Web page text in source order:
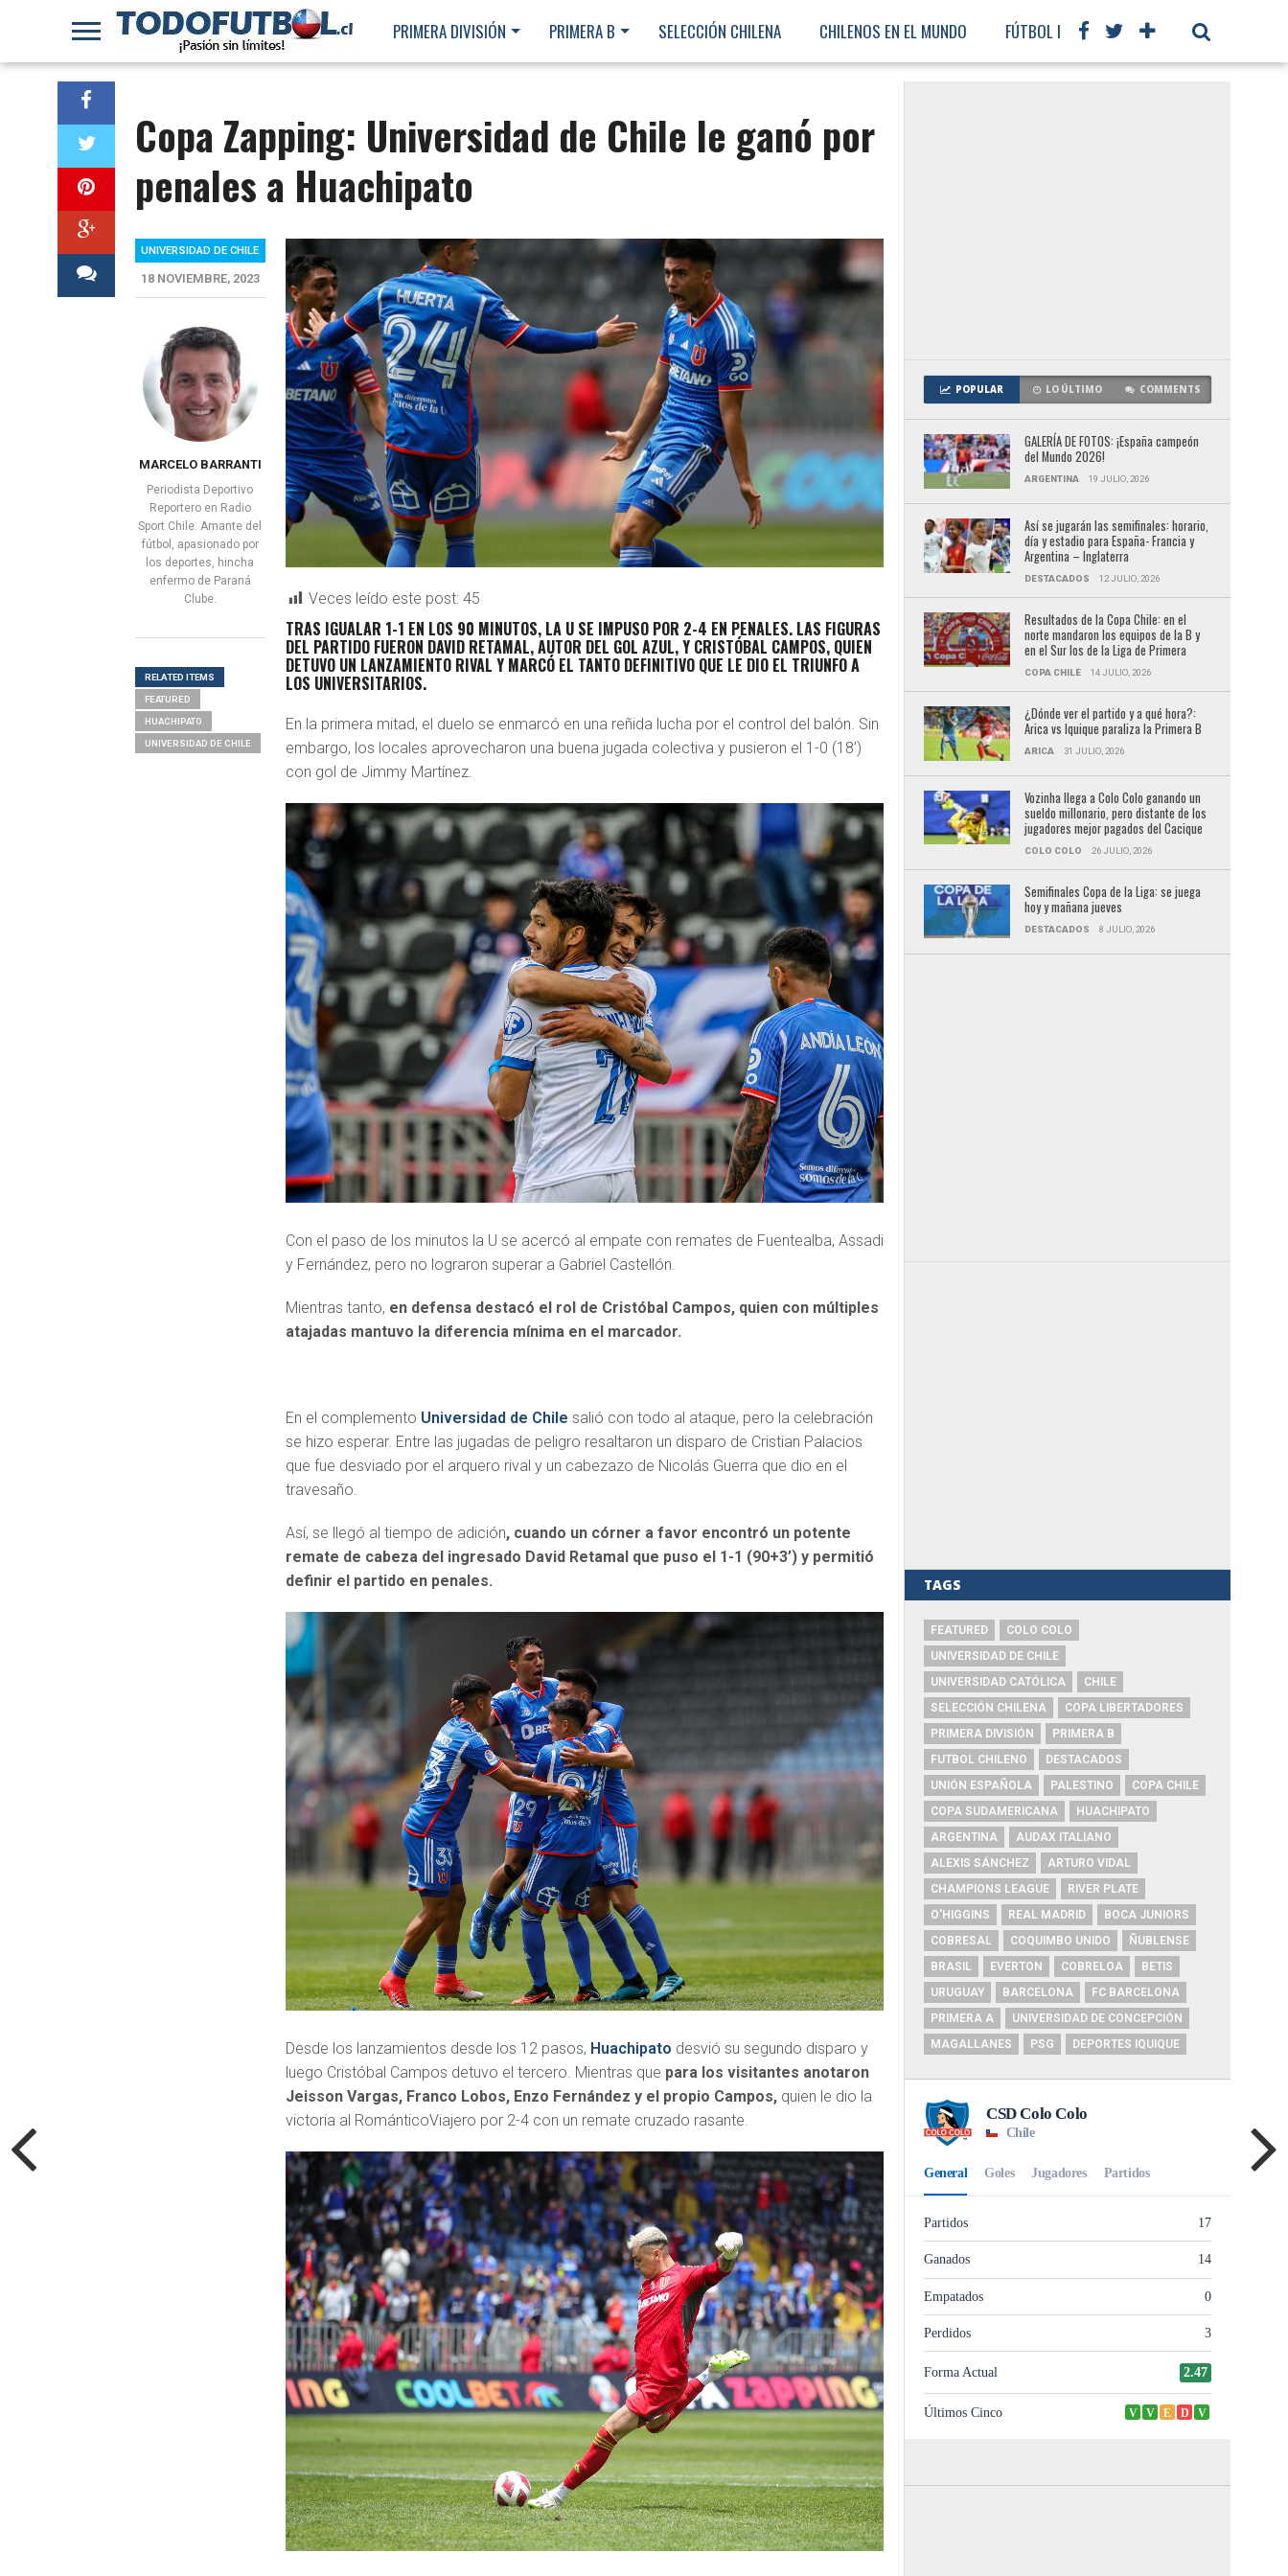
PRIMERA DIVISIÓN PRIMERA B SELECCIÓN CHILENA CHILENOS EN EL MUNDO FÚTBOL INTERNACIONAL
Copa Zapping: Universidad de Chile le ganó por
penales a Huachipato
Veces leído este post: 45
TRAS IGUALAR 1-1 EN LOS 90 MINUTOS, LA U SE IMPUSO POR 2-4 EN PENALES. LAS FIGURAS
DEL PARTIDO FUERON DAVID RETAMAL, AUTOR DEL GOL AZUL, Y CRISTÓBAL CAMPOS, QUIEN
DETUVO UN LANZAMIENTO RIVAL Y MARCÓ EL TANTO DEFINITIVO QUE LE DIO EL TRIUNFO A
LOS UNIVERSITARIOS.
En la primera mitad, el duelo se enmarcó en una reñida lucha por el control del balón. Sin
embargo, los locales aprovecharon una buena jugada colectiva y pusieron el 1-0 (18’)
con gol de Jimmy Martínez.
Con el paso de los minutos la U se acercó al empate con remates de Fuentealba, Assadi
y Fernández, pero no lograron superar a Gabriel Castellón.
Mientras tanto, en defensa destacó el rol de Cristóbal Campos, quien con múltiples
atajadas mantuvo la diferencia mínima en el marcador.
En el complemento Universidad de Chile salió con todo al ataque, pero la celebración
se hizo esperar. Entre las jugadas de peligro resaltaron un disparo de Cristian Palacios
que fue desviado por el arquero rival y un cabezazo de Nicolás Guerra que dio en el
travesaño.
Así, se llegó al tiempo de adición, cuando un córner a favor encontró un potente
remate de cabeza del ingresado David Retamal que puso el 1-1 (90+3’) y permitió
definir el partido en penales.
Desde los lanzamientos desde los 12 pasos, Huachipato desvió su segundo disparo y
luego Cristóbal Campos detuvo el tercero. Mientras que para los visitantes anotaron
Jeisson Vargas, Franco Lobos, Enzo Fernández y el propio Campos, quien le dio la
victoria al RománticoViajero por 2-4 con un remate cruzado rasante.
UNIVERSIDAD DE CHILE
18 NOVIEMBRE, 2023
MARCELO BARRANTI
Periodista Deportivo
Reportero en Radio
Sport Chile. Amante del
fútbol, apasionado por
los deportes, hincha
enfermo de Paraná
Clube.
RELATED ITEMS
FEATURED
HUACHIPATO
UNIVERSIDAD DE CHILE
POPULAR LO ÚLTIMO COMMENTS
GALERÍA DE FOTOS: ¡España campeón
del Mundo 2026!
ARGENTINA 19 JULIO, 2026
Así se jugarán las semifinales: horario,
día y estadio para España- Francia y
Argentina – Inglaterra
DESTACADOS 12 JULIO, 2026
Resultados de la Copa Chile: en el
norte mandaron los equipos de la B y
en el Sur los de la Liga de Primera
COPA CHILE 14 JULIO, 2026
¿Dónde ver el partido y a qué hora?:
Arica vs Iquique paraliza la Primera B
ARICA 31 JULIO, 2026
Vozinha llega a Colo Colo ganando un
sueldo millonario, pero distante de los
jugadores mejor pagados del Cacique
COLO COLO 26 JULIO, 2026
Semifinales Copa de la Liga: se juega
hoy y mañana jueves
DESTACADOS 8 JULIO, 2026
TAGS
FEATURED
COLO COLO
UNIVERSIDAD DE CHILE
UNIVERSIDAD CATÓLICA
CHILE
SELECCIÓN CHILENA
COPA LIBERTADORES
PRIMERA DIVISIÓN
PRIMERA B
FUTBOL CHILENO
DESTACADOS
UNIÓN ESPAÑOLA
PALESTINO
COPA CHILE
COPA SUDAMERICANA
HUACHIPATO
ARGENTINA
AUDAX ITALIANO
ALEXIS SÁNCHEZ
ARTURO VIDAL
CHAMPIONS LEAGUE
RIVER PLATE
O'HIGGINS
REAL MADRID
BOCA JUNIORS
COBRESAL
COQUIMBO UNIDO
ÑUBLENSE
BRASIL
EVERTON COBRELOA
BETIS
URUGUAY
BARCELONA
FC BARCELONA
PRIMERA A
UNIVERSIDAD DE CONCEPCIÓN
MAGALLANES
PSG DEPORTES IQUIQUE